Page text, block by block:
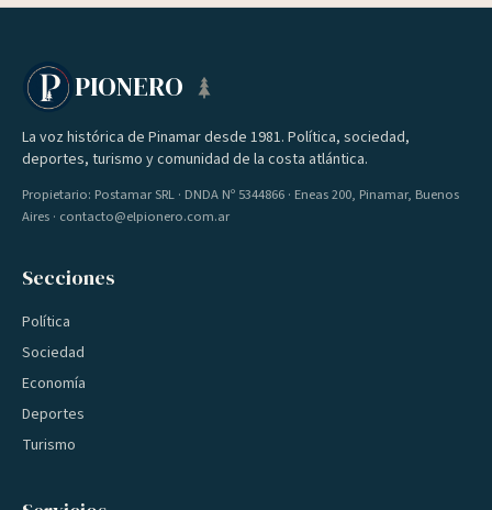
PIONERO
La voz histórica de Pinamar desde 1981. Política, sociedad,
deportes, turismo y comunidad de la costa atlántica.
Propietario: Postamar SRL · DNDA Nº 5344866 · Eneas 200, Pinamar, Buenos
Aires · contacto@elpionero.com.ar
Secciones
Política
Sociedad
Economía
Deportes
Turismo